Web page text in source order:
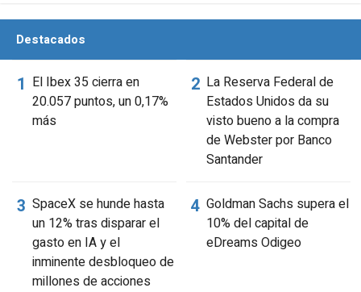
Destacados
El Ibex 35 cierra en
20.057 puntos, un 0,17%
más
La Reserva Federal de
Estados Unidos da su
visto bueno a la compra
de Webster por Banco
Santander
SpaceX se hunde hasta
un 12% tras disparar el
gasto en IA y el
inminente desbloqueo de
millones de acciones
Goldman Sachs supera el
10% del capital de
eDreams Odigeo